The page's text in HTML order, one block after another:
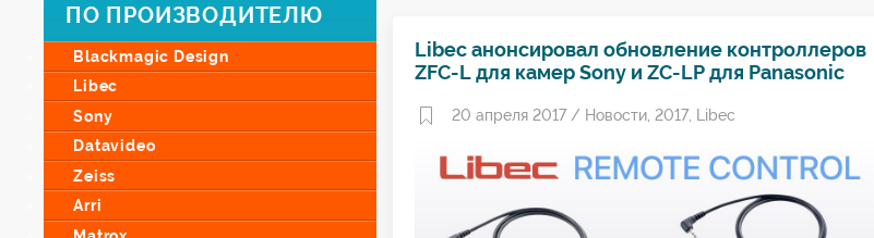
ПО ПРОИЗВОДИТЕЛЮ
Blackmagic Design
Libec
Sony
Datavideo
Zeiss
Arri
Libec анонсировал обновление контроллеров
ZFC-L для камер Sony и ZC-LP для Panasonic
20 апреля 2017 / Новости, 2017, Libec